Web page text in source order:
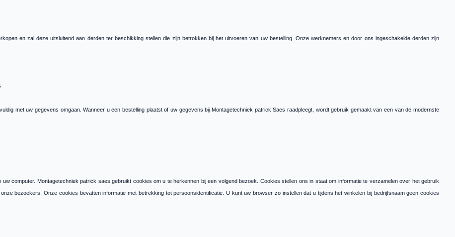
en zal deze uitsluitend aan derden ter beschikking stellen die zijn betrokken bij het uitvoeren van uw bestelling. Onze werknemers en door ons ingeschakelde derden zijn
met uw gegevens omgaan. Wanneer u een bestelling plaatst of uw gegevens bij Montagetechniek patrick Saes raadpleegt, wordt gebruik gemaakt van een van de modernste
computer. Montagetechniek patrick saes gebruikt cookies om u te herkennen bij een volgend bezoek. Cookies stellen ons in staat om informatie te verzamelen over het gebruik
bezoekers. Onze cookies bevatten informatie met betrekking tot persoonsidentificatie. U kunt uw browser zo instellen dat u tijdens het winkelen bij bedrijfsnaam geen cookies